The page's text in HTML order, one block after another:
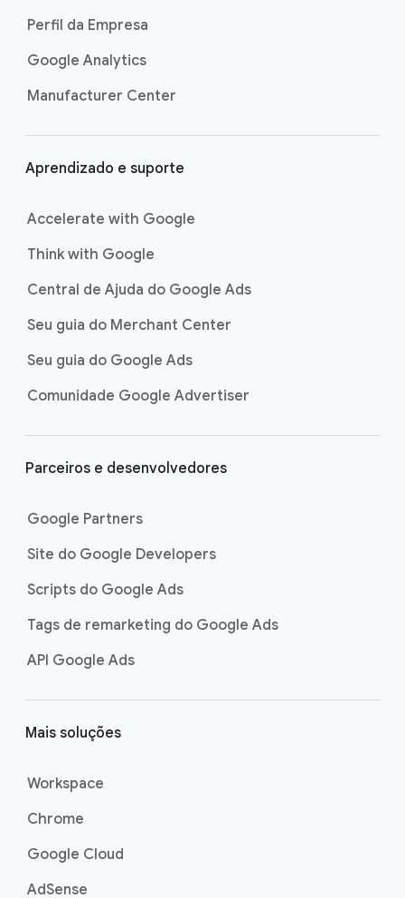
Perfil da Empresa
Google Analytics
Manufacturer Center
Aprendizado e suporte
Accelerate with Google
Think with Google
Central de Ajuda do Google Ads
Seu guia do Merchant Center
Seu guia do Google Ads
Comunidade Google Advertiser
Parceiros e desenvolvedores
Google Partners
Site do Google Developers
Scripts do Google Ads
Tags de remarketing do Google Ads
API Google Ads
Mais soluções
Workspace
Chrome
Google Cloud
AdSense